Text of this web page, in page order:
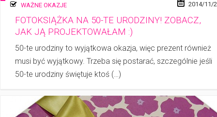
WAŻNE OKAZJE 2014/11/
FOTOKSIĄŻKA NA 50-TE URODZINY! ZOBACZ,
JAK JĄ PROJEKTOWAŁAM :)
50-te urodziny to wyjątkowa okazja, więc prezent również
musi być wyjątkowy. Trzeba się postarać, szczególnie jeśli
50-te urodziny świętuje ktoś (…)